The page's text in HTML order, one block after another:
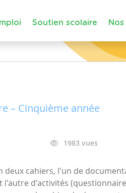
Soutien scolaire
– Cinquième année
1983 vues
deux cahiers, l'un de
l'autre d'activités